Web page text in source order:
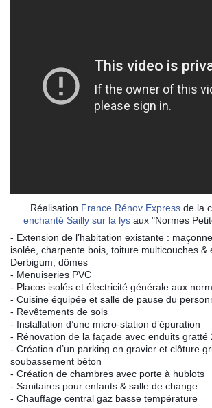
Réalisation France Rénov Express de la
enchanté Sailly sur la lysaux "Normes
- Extension de l’habitation existante :
isolée, charpente bois, toiture multicouches &
Derbigum, dômes
- Menuiseries PVC
- Placos isolés et électricité générale aux
- Cuisine équipée et salle de pause du
- Revêtements de sols
- Installation d’une micro-station d’épuration
- Rénovation de la façade avec enduits gratté
- Création d’un parking en gravier et clôture
soubassement béton
- Création de chambres avec porte à hublots
- Sanitaires pour enfants & salle de change
- Chauffage central gaz basse température